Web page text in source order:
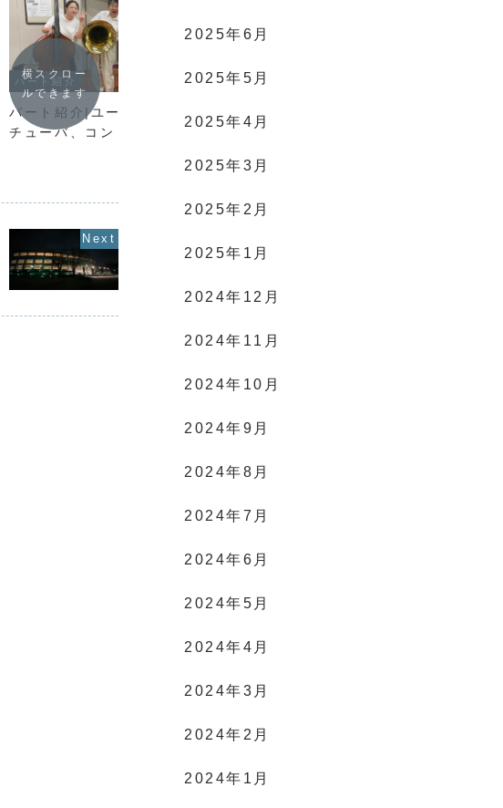
パート紹介
パート紹介|ユーフォニアム、
チューバ、コントラバス
パート紹介
ダブルリードパート★紹介
横スクロー
ルできます
2025年6月
2025年5月
2025年4月
2025年3月
2025年2月
2025年1月
2024年12月
2024年11月
2024年10月
2024年9月
2024年8月
2024年7月
2024年6月
2024年5月
2024年4月
2024年3月
2024年2月
2024年1月